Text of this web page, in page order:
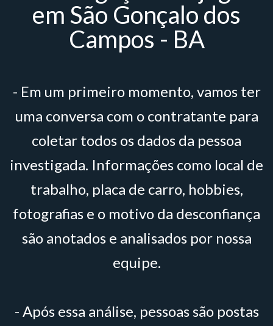
em São Gonçalo dos
Campos - BA
- Em um primeiro momento, vamos ter
uma conversa com o contratante para
coletar todos os dados da pessoa
investigada. Informações como local de
trabalho, placa de carro, hobbies,
fotografias e o motivo da desconfiança
são anotados e analisados por nossa
equipe.
- Após essa análise, pessoas são postas